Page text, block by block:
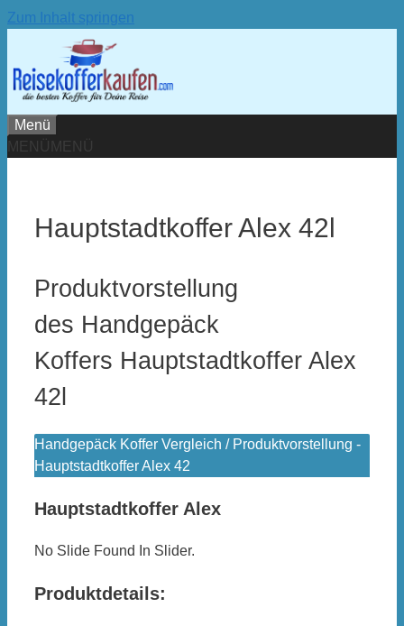
Zum Inhalt springen
Menü
MENÜ
MENÜ
Hauptstadtkoffer Alex 42l
Produktvorstellung
des Handgepäck
Koffers Hauptstadtkoffer Alex
42l
Handgepäck Koffer Vergleich / Produktvorstellung -
Hauptstadtkoffer Alex 42
Hauptstadtkoffer Alex
No Slide Found In Slider.
Produktdetails: